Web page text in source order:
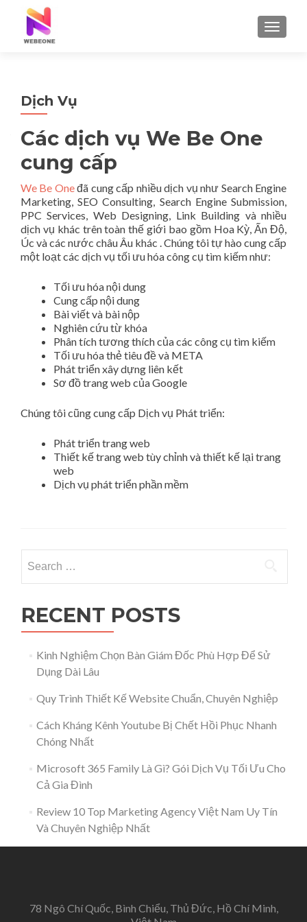
Dịch Vụ
Các dịch vụ We Be One
cung cấp
We Be Oneđã cung cấp nhiều dịch vụ như Search Engine
Marketing, SEO Consulting, Search Engine Submission,
PPC Services, Web Designing, Link Building và nhiều
dịch vụ khác trên toàn thế giới bao gồm Hoa Kỳ, Ấn Độ,
Úc và các nước châu Âu khác . Chúng tôi tự hào cung cấp
một loạt các dịch vụ tối ưu hóa công cụ tìm kiếm như:
Tối ưu hóa nội dung
Cung cấp nội dung
Bài viết và bài nộp
Nghiên cứu từ khóa
Phân tích tương thích của các công cụ tìm kiếm
Tối ưu hóa thẻ tiêu đề và META
Phát triển xây dựng liên kết
Sơ đồ trang web của Google
Chúng tôi cũng cung cấp Dịch vụ Phát triển:
Phát triển trang web
Thiết kế trang web tùy chỉnh và thiết kế lại trang
web
Dịch vụ phát triển phần mềm
RECENT POSTS
Kinh Nghiệm Chọn Bàn Giám Đốc Phù Hợp Để Sử
Dụng Dài Lâu
Quy Trình Thiết Kế Website Chuẩn, Chuyên Nghiệp
Cách Kháng Kênh Youtube Bị Chết Hồi Phục Nhanh
Chóng Nhất
Microsoft 365 Family Là Gì? Gói Dịch Vụ Tối Ưu Cho
Cả Gia Đình
Review 10 Top Marketing Agency Việt Nam Uy Tín
Và Chuyên Nghiệp Nhất
78 Ngô Chí Quốc, Bình Chiểu, Thủ Đức, Hồ Chí Minh,